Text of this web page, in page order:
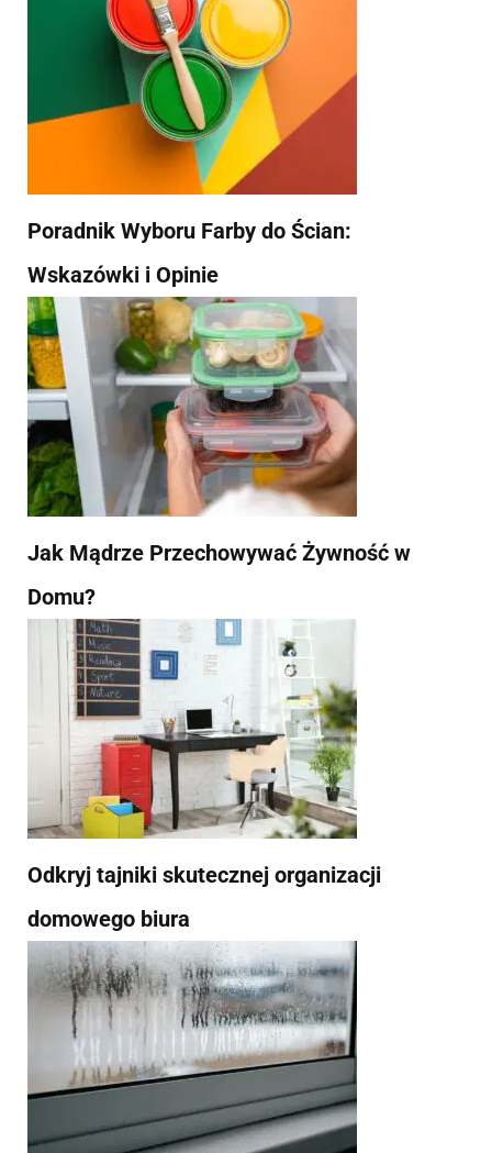
Poradnik Wyboru Farby do Ścian:
Wskazówki i Opinie
Jak Mądrze Przechowywać Żywność w
Domu?
Odkryj tajniki skutecznej organizacji
domowego biura